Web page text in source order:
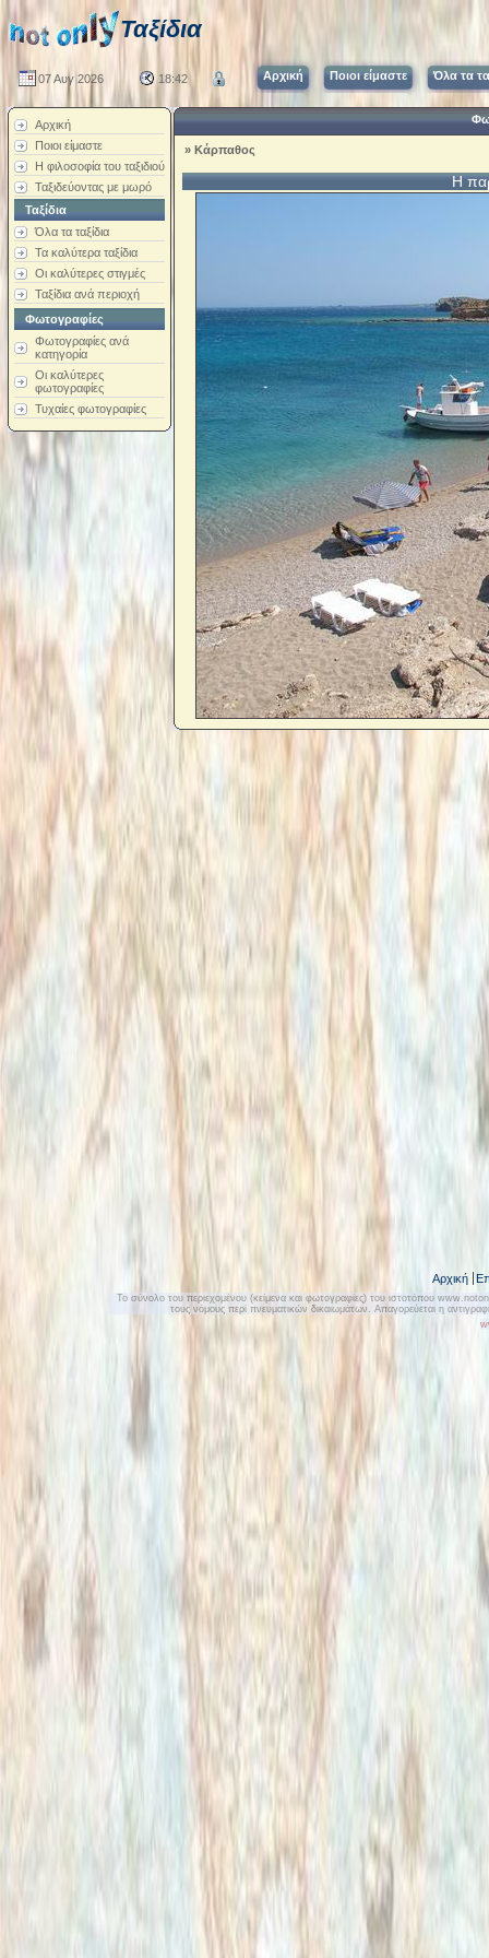
Ταξίδια
07 Αυγ 2026 18:42 Αρχική Ποιοι είμαστε Όλα τα
Αρχική
Ποιοι είμαστε
Η φιλοσοφία του ταξιδιού
Ταξιδεύοντας με μωρό
Ταξίδια
Όλα τα ταξίδια
Τα καλύτερα ταξίδια
Οι καλύτερες στιγμές
Ταξίδια ανά περιοχή
Φωτογραφίες
Φωτογραφίες ανά
κατηγορία
Οι καλύτερες
φωτογραφίες
Τυχαίες φωτογραφίες
» Κάρπαθος
Η
Αρχική
Το σύνολο του περιεχομένου (κείμενα και φωτογραφίες) του ιστοτόπου
τους νόμους περί πνευματικών δικαιωμάτων. Απαγορεύεται η